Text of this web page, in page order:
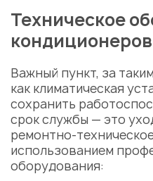
Техническое
кондиционеров
Важный пункт, за
как климатическая
сохранить
срок службы — это
ремонтно-
использованием
оборудования: